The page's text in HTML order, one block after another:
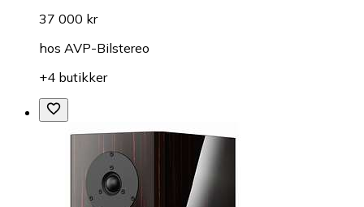
37 000 kr
hos AVP-Bilstereo
+4 butikker